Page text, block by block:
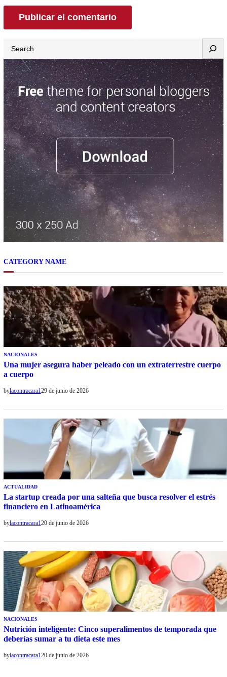
CATEGORY NAME
NACIONALES
Una mujer asegura haber peleado con un extraterrestre cuerpo
a cuerpo
bylacontracara129 de junio de 2026
ACTUALIDAD
La startup creada por una salteña que busca resolver el estrés
financiero en Latinoamérica
bylacontracara120 de junio de 2026
NACIONALES
Nutrición inteligente: Cinco superalimentos de temporada que
deberías sumar a tu dieta este mes
bylacontracara120 de junio de 2026